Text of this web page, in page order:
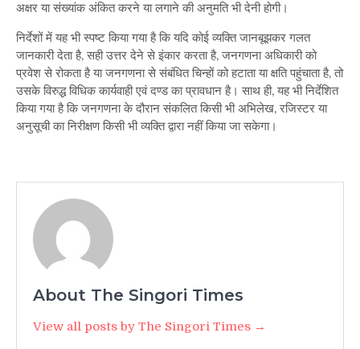
अक्षर या संख्यांक अंकित करने या लगाने की अनुमति भी देनी होगी।
निर्देशों में यह भी स्पष्ट किया गया है कि यदि कोई व्यक्ति जानबूझकर गलत
जानकारी देता है, सही उत्तर देने से इंकार करता है, जनगणना अधिकारी को
प्रवेश से रोकता है या जनगणना से संबंधित चिन्हों को हटाता या क्षति पहुंचाता है, तो
उसके विरुद्ध विधिक कार्यवाही एवं दण्ड का प्रावधान है। साथ ही, यह भी निर्देशित
किया गया है कि जनगणना के दौरान संकलित किसी भी अभिलेख, रजिस्टर या
अनुसूची का निरीक्षण किसी भी व्यक्ति द्वारा नहीं किया जा सकेगा।
About The Singori Times
View all posts by The Singori Times →